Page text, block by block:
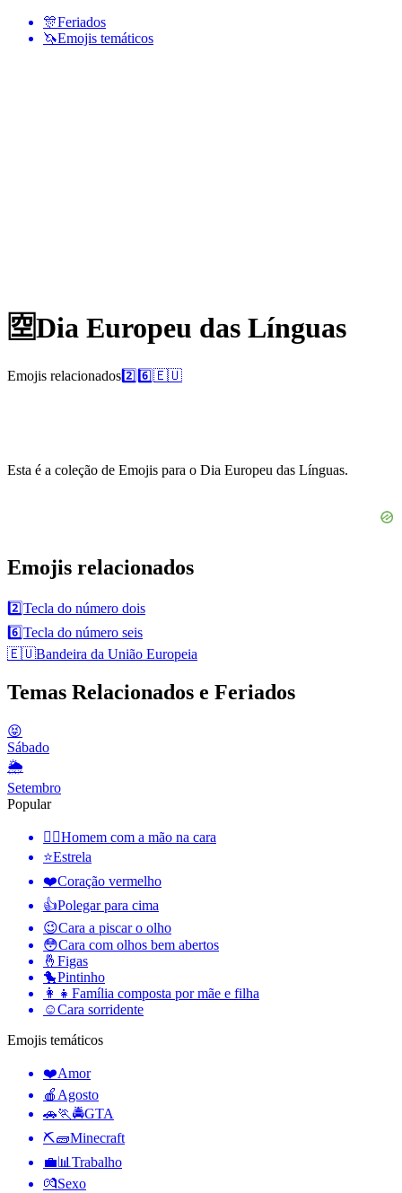
🎊Feriados
🦄Emojis temáticos
🈳Dia Europeu das Línguas
Emojis relacionados2️⃣ 6️⃣🇪🇺
Esta é a coleção de Emojis para o Dia Europeu das Línguas.
Emojis relacionados
2️⃣Tecla do número dois
6️⃣Tecla do número seis
🇪🇺Bandeira da União Europeia
Temas Relacionados e Feriados
😝
Sábado
🌦
Setembro
Popular
🤦‍♂️Homem com a mão na cara
⭐Estrela
❤️Coração vermelho
👍Polegar para cima
😉Cara a piscar o olho
😳Cara com olhos bem abertos
🤞 Figas
🐤Pintinho
👩‍👧 Família composta por mãe e filha
☺️Cara sorridente
Emojis temáticos
❤️Amor
🍎 Agosto
🚗🏃🚔GTA
⛏🧱Minecraft
💼📊 Trabalho
💏Sexo